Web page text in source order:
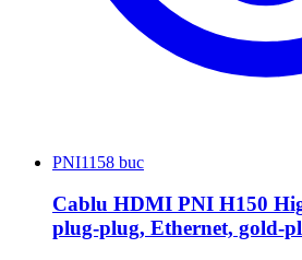
PNI1158 buc
Cablu HDMI PNI H150
plug-plug, Ethernet, gold-